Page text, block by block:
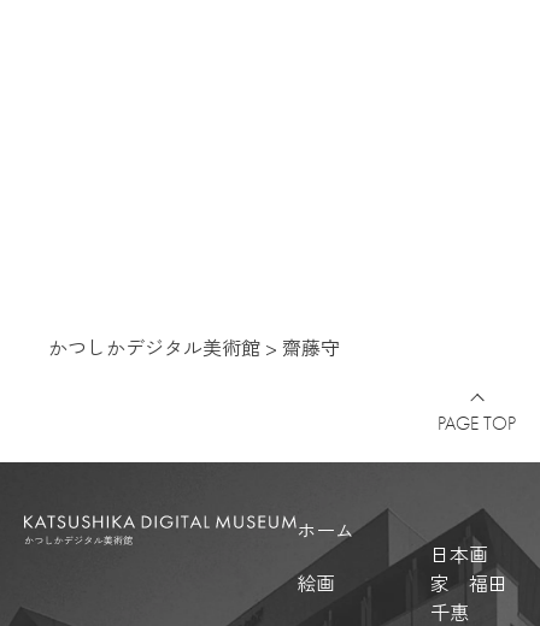
かつしかデジタル美術館 > 齋藤守
PAGE TOP
ホーム
絵画
日本画
家 福田
千惠